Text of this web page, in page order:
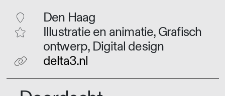
Den Haag
Illustratie en animatie, Grafisch
ontwerp, Digital design
delta3.nl